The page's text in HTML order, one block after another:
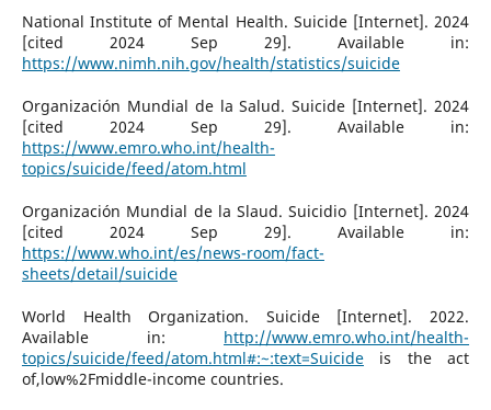
National Institute of Mental Health. Suicide [Internet]. 2024
[cited 2024 Sep 29]. Available in:
https://www.nimh.nih.gov/health/statistics/suicide
Organización Mundial de la Salud. Suicide [Internet]. 2024
[cited 2024 Sep 29]. Available in:
https://www.emro.who.int/health-
topics/suicide/feed/atom.html
Organización Mundial de la Slaud. Suicidio [Internet]. 2024
[cited 2024 Sep 29]. Available in:
https://www.who.int/es/news-room/fact-
sheets/detail/suicide
World Health Organization. Suicide [Internet]. 2022.
Available in: http://www.emro.who.int/health-
topics/suicide/feed/atom.html#:~:text=Suicideis the act
of,low%2Fmiddle-income countries.